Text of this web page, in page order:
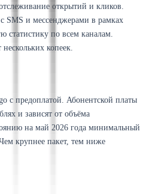
открытий и кликов.
SMS и мессенджерами в рамках
статистику по всем каналам.
копеек.
с предоплатой. Абонентской платы
и зависят от объёма
на май 2026 года минимальный
крупнее пакет, тем ниже